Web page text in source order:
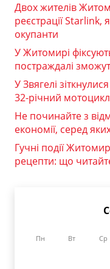
Двох жителів
реєстрації
окупанти
У Житомирі
постраждалі
У Звягелі
32-річний
Не починайте з
економії, серед
Гучні події
рецепти: що
Пн Вт Ср